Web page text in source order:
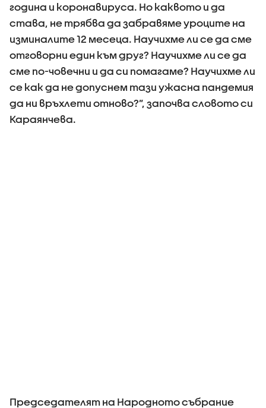
година и коронавируса. Но каквото и да
става, не трябва да забравяме уроците на
изминалите 12 месеца. Научихме ли се да сме
отговорни един към друг? Научихме ли се да
сме по-човечни и да си помагаме? Научихме ли
се как да не допуснем тази ужасна пандемия
да ни връхлети отново?”, започва словото си
Караянчева.
Председателят на Народното събрание